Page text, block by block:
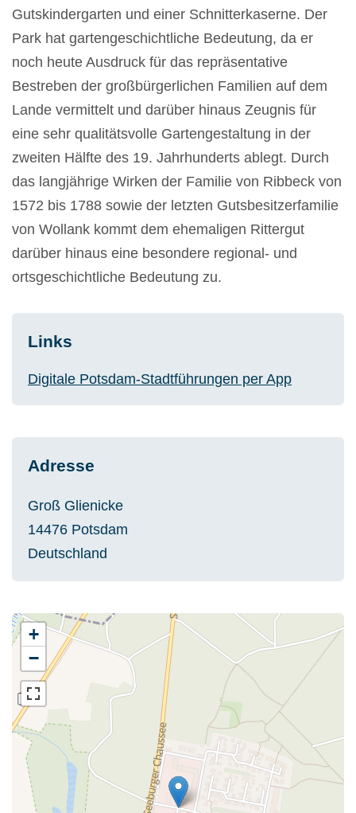
Gutskindergarten und einer Schnitterkaserne. Der
Park hat gartengeschichtliche Bedeutung, da er
noch heute Ausdruck für das repräsentative
Bestreben der großbürgerlichen Familien auf dem
Lande vermittelt und darüber hinaus Zeugnis für
eine sehr qualitätsvolle Gartengestaltung in der
zweiten Hälfte des 19. Jahrhunderts ablegt. Durch
das langjährige Wirken der Familie von Ribbeck von
1572 bis 1788 sowie der letzten Gutsbesitzerfamilie
von Wollank kommt dem ehemaligen Rittergut
darüber hinaus eine besondere regional- und
ortsgeschichtliche Bedeutung zu.
Links
Digitale Potsdam-Stadtführungen per App
Adresse
Groß Glienicke
14476 Potsdam
Deutschland
+
−